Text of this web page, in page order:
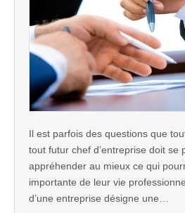
Il est parfois des questions que
tout futur chef d’entreprise doit se
appréhender au mieux ce qui
importante de leur vie
d’une entreprise désigne une…